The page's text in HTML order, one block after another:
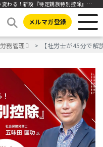
【社労士が45分で解説】2025年 年末調整はこう変わる！新設『特定親族特別控除』完全攻略セミナー～現場/社員を混乱させないための3つの秘訣～
メルマガ登録
労務管理 【社労士が45分で